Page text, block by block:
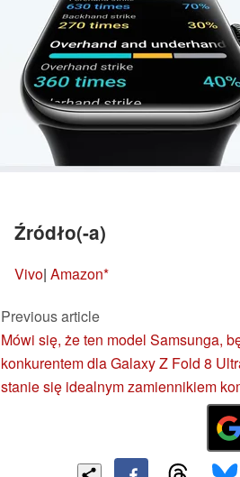
Źródło(-a)
Vivo| Amazon
Previous article
Mówi się, że ten model Samsunga,
konkurentem dla Galaxy Z Fold 8
stanie się idealnym zamiennikiem